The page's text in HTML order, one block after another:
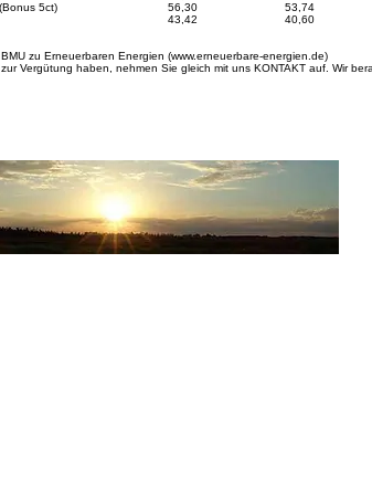
5ct)
56,30 53,74
43,42 40,60
zu Erneuerbaren Energien (www.erneuerbare-energien.de)
Vergütung haben, nehmen Sie gleich mit uns KONTAKT auf. Wir